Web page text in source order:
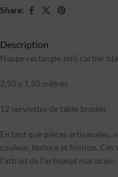
Share:
Description
Nappe rectangle zelij cartier
2,50 x 1,50 mètres
12 serviettes de table brodés
En tant que pièces artisanales,
couleur, texture et finition.
l’attrait de l’artisanat marocain.